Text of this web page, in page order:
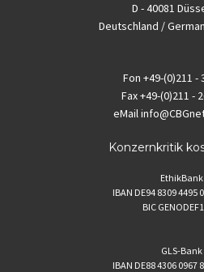
D - 40081
Deutschland /
Fon +49-(0)211 -
Fax+49-(0)211 -
eMail
Konzernkritik
EthikBank
IBAN DE94 8309 4495
BIC
GLS-Bank
IBAN DE88 4306 0967